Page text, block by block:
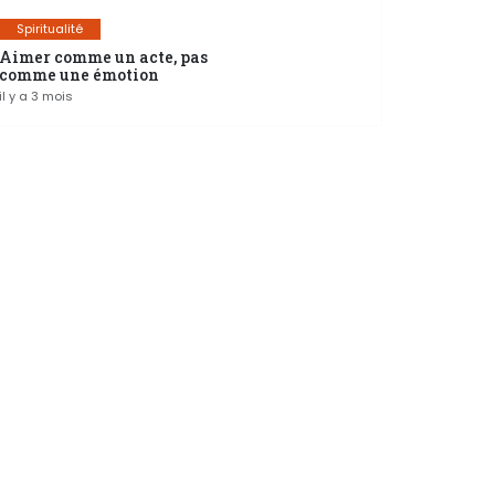
Spiritualité
Aimer comme un acte, pas
comme une émotion
il y a 3 mois